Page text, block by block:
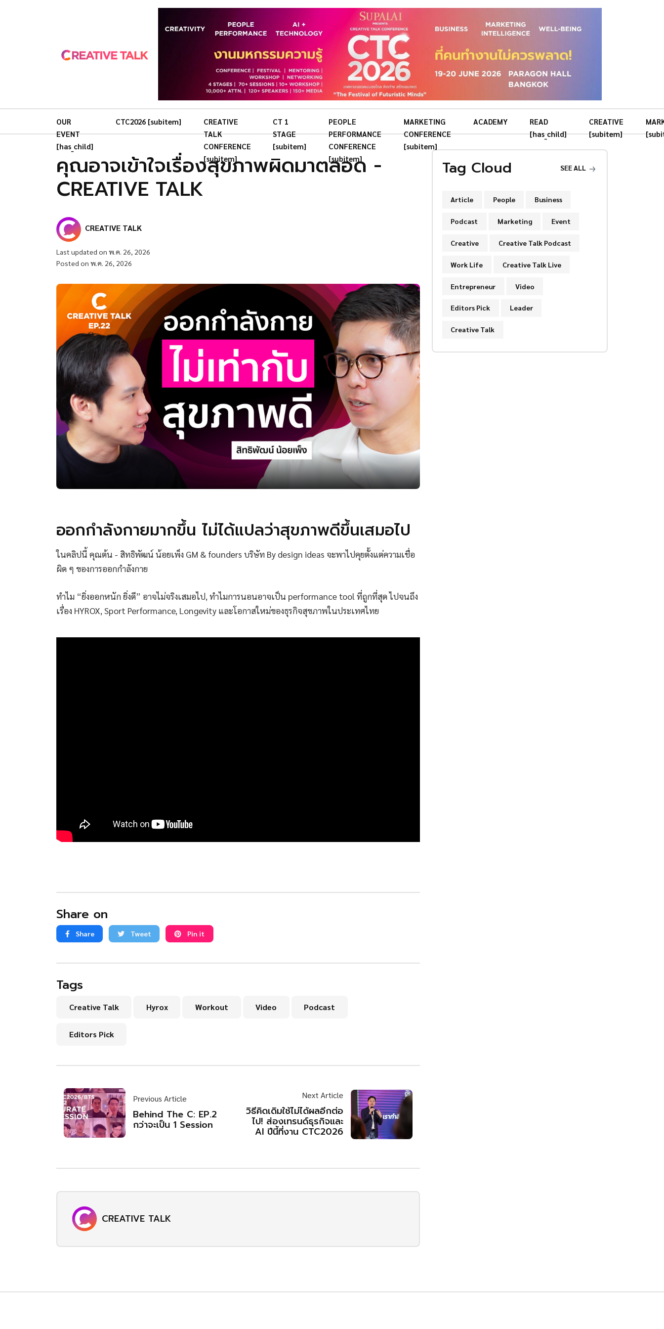
OUR
EVENT
[has_child]
CTC2026 [subitem]
CREATIVE
TALK
CONFERENCE
[subitem]
CT 1
STAGE
[subitem]
PEOPLE
PERFORMANCE
CONFERENCE
[subitem]
MARKETING
CONFERENCE
[subitem]
ACADEMY
READ
[has_child]
CREATIVE
[subitem]
คุณอาจเข้าใจเรื่องสุขภาพผิดมาตลอด -
CREATIVE TALK
CREATIVE TALK
Last updated on พ.ค. 26, 2026
Posted on พ.ค. 26, 2026
ออกกำลังกายมากขึ้น ไม่ได้แปลว่าสุขภาพดีขึ้นเสมอไป
ในคลิปนี้ คุณต้น - สิทธิพัฒน์ น้อยเพ็ง GM & founders บริษัท By design ideas จะพาไปคุยตั้งแต่ความเชื่อ
ผิด ๆ ของการออกกำลังกาย
ทำไม “ยิ่งออกหนัก ยิ่งดี” อาจไม่จริงเสมอไป, ทำไมการนอนอาจเป็น performance tool ที่ถูกที่สุด ไปจนถึง
เรื่อง HYROX, Sport Performance, Longevity และโอกาสใหม่ของธุรกิจสุขภาพในประเทศไทย
Share on
Share Tweet Pin it
Tags
Creative Talk Hyrox Workout Video Podcast
Editors Pick
Previous Article
Behind The C: EP.2
กว่าจะเป็น 1 Session
Next Article
วิธีคิดเดิมใช้ไม่ได้ผลอีกต่อ
ไป! ส่องเทรนด์ธุรกิจและ
AI ปีนี้ที่งาน CTC2026
CREATIVE TALK
Tag Cloud SEE ALL
Article People Business
Podcast Marketing Event
Creative Creative Talk Podcast
Work Life Creative Talk Live
Entrepreneur Video
Editors Pick Leader
Creative Talk